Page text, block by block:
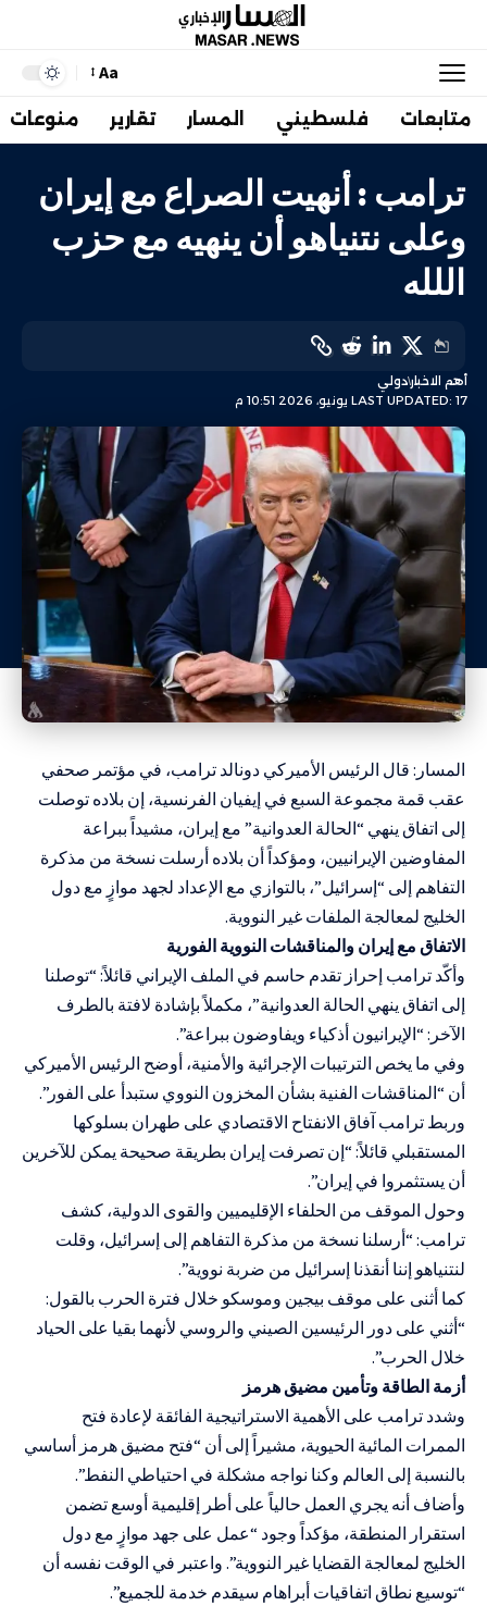
Aa
متابعات فلسطيني المسار تقارير منوعات
ترامب : أنهيت الصراع مع إيران
وعلى نتنياهو أن ينهيه مع حزب
اللله
LAST UPDATED: 17 يونيو، 2026 10:51 م
أهم الاخباردولي
المسار: قال الرئيس الأميركي دونالد ترامب، في مؤتمر صحفي
عقب قمة مجموعة السبع في إيفيان الفرنسية، إن بلاده توصلت
إلى اتفاق ينهي “الحالة العدوانية” مع إيران، مشيداً ببراعة
المفاوضين الإيرانيين، ومؤكداً أن بلاده أرسلت نسخة من مذكرة
التفاهم إلى “إسرائيل”، بالتوازي مع الإعداد لجهد موازٍ مع دول
الخليج لمعالجة الملفات غير النووية.
الاتفاق مع إيران والمناقشات النووية الفورية
وأكّد ترامب إحراز تقدم حاسم في الملف الإيراني قائلاً: “توصلنا
إلى اتفاق ينهي الحالة العدوانية”، مكملاً بإشادة لافتة بالطرف
الآخر: “الإيرانيون أذكياء ويفاوضون ببراعة”.
وفي ما يخص الترتيبات الإجرائية والأمنية، أوضح الرئيس الأميركي
أن “المناقشات الفنية بشأن المخزون النووي ستبدأ على الفور”.
وربط ترامب آفاق الانفتاح الاقتصادي على طهران بسلوكها
المستقبلي قائلاً: “إن تصرفت إيران بطريقة صحيحة يمكن للآخرين
أن يستثمروا في إيران”.
وحول الموقف من الحلفاء الإقليميين والقوى الدولية، كشف
ترامب: “أرسلنا نسخة من مذكرة التفاهم إلى إسرائيل، وقلت
لنتنياهو إننا أنقذنا إسرائيل من ضربة نووية”.
كما أثنى على موقف بيجين وموسكو خلال فترة الحرب بالقول:
“أثني على دور الرئيسين الصيني والروسي لأنهما بقيا على الحياد
خلال الحرب”.
أزمة الطاقة وتأمين مضيق هرمز
وشدد ترامب على الأهمية الاستراتيجية الفائقة لإعادة فتح
الممرات المائية الحيوية، مشيراً إلى أن “فتح مضيق هرمز أساسي
بالنسبة إلى العالم وكنا نواجه مشكلة في احتياطي النفط”.
وأضاف أنه يجري العمل حالياً على أطر إقليمية أوسع تضمن
استقرار المنطقة، مؤكداً وجود “عمل على جهد موازٍ مع دول
الخليج لمعالجة القضايا غير النووية”. واعتبر في الوقت نفسه أن
“توسيع نطاق اتفاقيات أبراهام سيقدم خدمة للجميع”.